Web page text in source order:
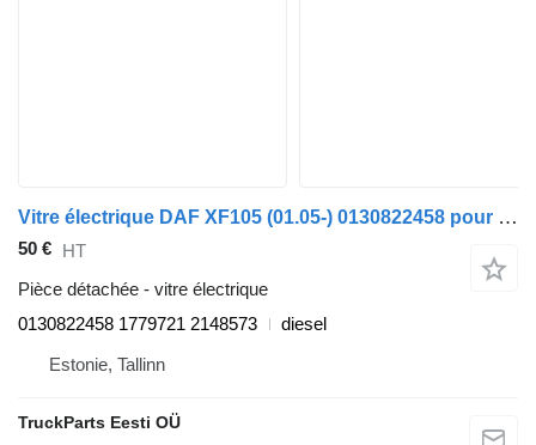
Vitre électrique DAF XF105 (01.05-) 0130822458 pour tracteur routier DAF XF95, XF105 (2001-2014)
50 € HT
Pièce détachée - vitre électrique
0130822458 1779721 2148573
diesel
Estonie, Tallinn
TruckParts Eesti OÜ